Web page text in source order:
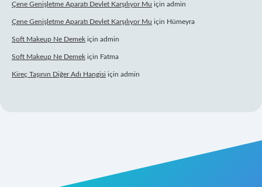
Çene Genişletme Aparatı Devlet Karşılıyor Mu için admin
Çene Genişletme Aparatı Devlet Karşılıyor Mu için Hümeyra
Soft Makeup Ne Demek için admin
Soft Makeup Ne Demek için Fatma
Kireç Taşının Diğer Adı Hangisi için admin